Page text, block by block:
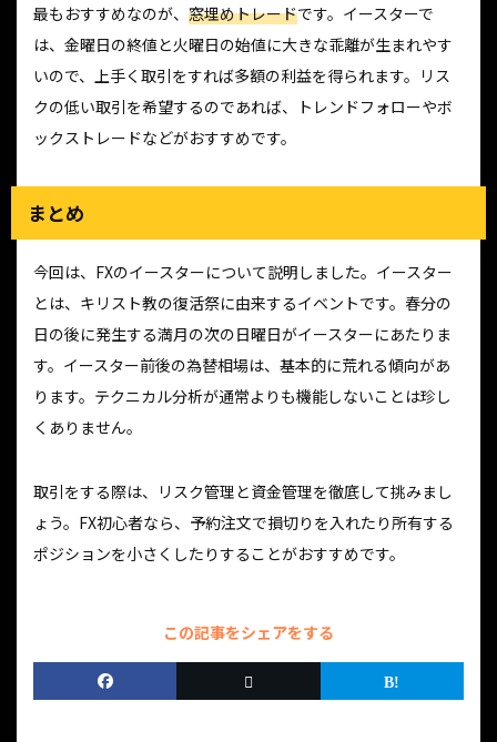
最もおすすめなのが、 窓埋めトレードです。イースターで
は、金曜日の終値と火曜日の始値に大きな乖離が生まれやす
いので、上手く取引をすれば多額の利益を得られます。リス
クの低い取引を希望するのであれば、トレンドフォローやボ
ックストレードなどがおすすめです。
まとめ
今回は、FXのイースターについて説明しました。イースター
とは、キリスト教の復活祭に由来するイベントです。春分の
日の後に発生する満月の次の日曜日がイースターにあたりま
す。イースター前後の為替相場は、基本的に荒れる傾向があ
ります。テクニカル分析が通常よりも機能しないことは珍し
くありません。
取引をする際は、リスク管理と資金管理を徹底して挑みまし
ょう。FX初心者なら、予約注文で損切りを入れたり所有する
ポジションを小さくしたりすることがおすすめです。
この記事をシェアをする